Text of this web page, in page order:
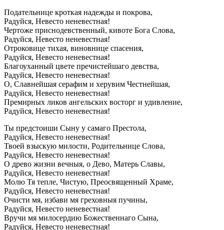
Подательнице кроткая надежды и покрова,
Радуйся, Невесто неневестная!
Чертоже приснодевственный, кивоте Бога Слова,
Радуйся, Невесто неневестная!
Отроковице тихая, виновнице спасения,
Радуйся, Невесто неневестная!
Благоуханный цвете пречистейшаго девства,
Радуйся, Невесто неневестная!
О, Славнейшая серафим и херувим Честнейшая,
Радуйся, Невесто неневестная!
Премирных ликов ангельских восторг и удивление,
Радуйся, Невесто неневестная!
Ты предстоиши Сыну у самаго Престола,
Радуйся, Невесто неневестная!
Твоей взыскую милости, Родительнице Слова,
Радуйся, Невесто неневестная!
О древо жизни вечныя, о Дево, Матерь Славы,
Радуйся, Невесто неневестная!
Молю Тя тепле, Чистую, Преосвященный Храме,
Радуйся, Невесто неневестная!
Очисти мя, избави мя греховныя пучины,
Радуйся, Невесто неневестная!
Вручи мя милосердию Божественнаго Сына,
Радуйся, Невесто неневестная!